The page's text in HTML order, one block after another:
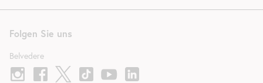
Folgen Sie uns
Belvedere